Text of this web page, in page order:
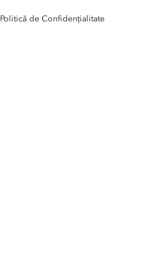
Politică de Confidențialitate